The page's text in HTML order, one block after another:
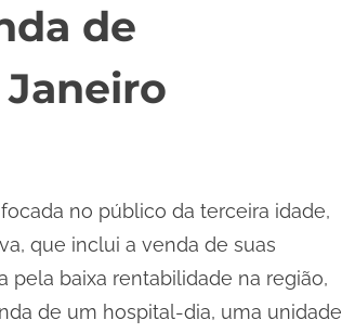
de
no público da terceira idade,
que inclui a venda de suas
pela baixa rentabilidade na região,
de um hospital-dia, uma unidade